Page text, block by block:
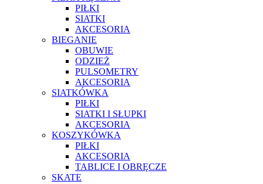
PIŁKI
SIATKI
AKCESORIA
BIEGANIE
OBUWIE
ODZIEŻ
PULSOMETRY
AKCESORIA
SIATKÓWKA
PIŁKI
SIATKI I SŁUPKI
AKCESORIA
KOSZYKÓWKA
PIŁKI
AKCESORIA
TABLICE I OBRĘCZE
SKATE